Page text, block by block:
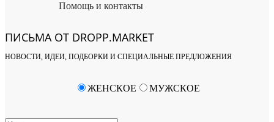
Помощь и контакты
ПИСЬМА ОТ DROPP.MARKET
НОВОСТИ, ИДЕИ, ПОДБОРКИ И СПЕЦИАЛЬНЫЕ ПРЕДЛОЖЕНИЯ
ЖЕНСКОЕ МУЖСКОЕ